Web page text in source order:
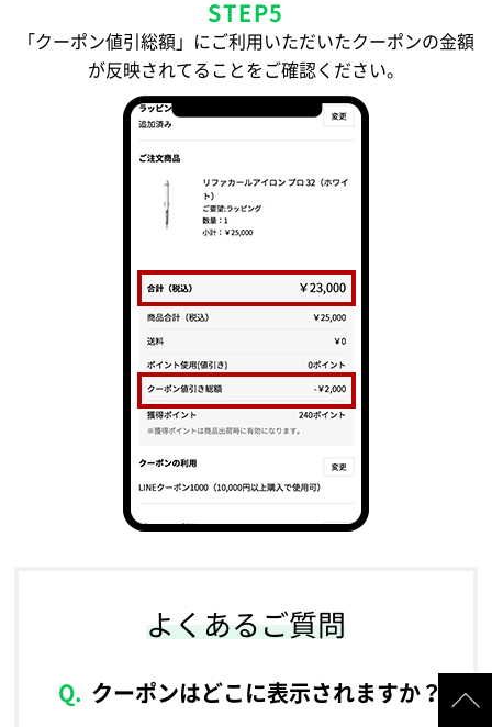
STEP5
「クーポン値引総額」にご利用いただいたクーポンの金額
が反映されてることをご確認ください。
よくあるご質問
クーポンはどこに表示されますか？